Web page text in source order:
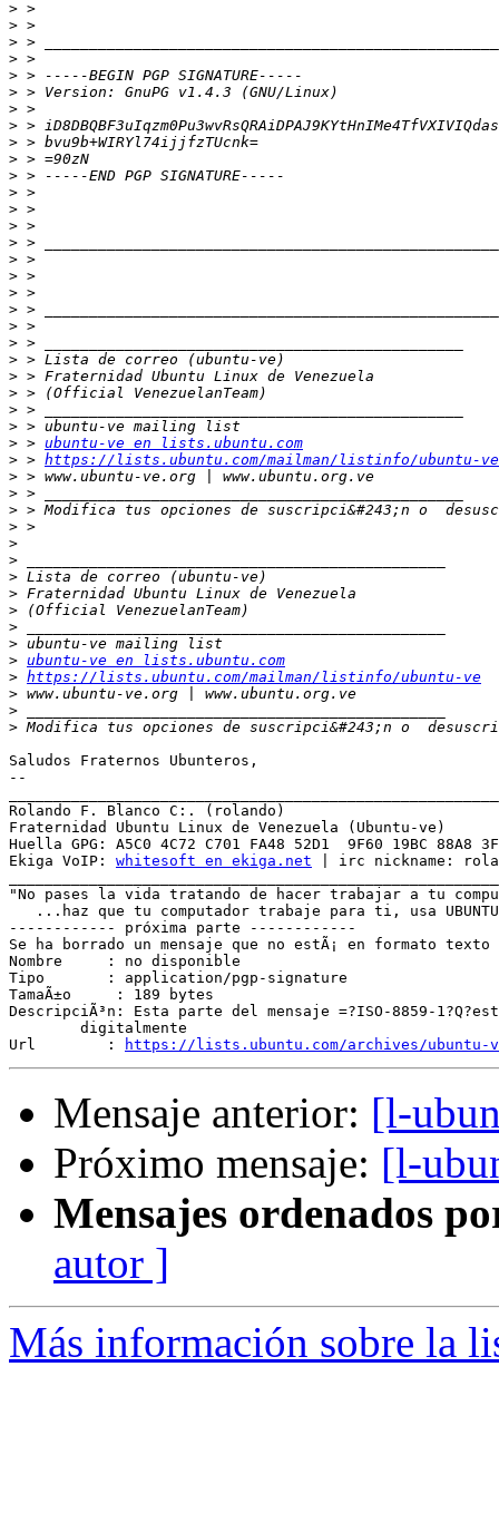
>
>
>
>
>
>
>
>
>
>
>
>
>
>
>
>
>
>
>
>
>
>
>
>
>
>
> > ubuntu-ve en lists.ubuntu.com
> > https://lists.ubuntu.com/mailman/listinfo/ubuntu-ve
>
>
> > Modifica tus opciones de suscripci&#243;n o
>
>
>
>
>
>
>
>
> ubuntu-ve en lists.ubuntu.com
> https://lists.ubuntu.com/mailman/listinfo/ubuntu-ve
>
>
> Modifica tus opciones de suscripci&#243;n o
Saludos Fraternos Ubunteros,
--
Rolando F. Blanco C:. (rolando)
Fraternidad Ubuntu Linux de Venezuela (Ubuntu-ve)
Huella GPG: A5C0 4C72 C701 FA48 52D1  9F60 19BC 88A8
Ekiga VoIP: whitesoft en ekiga.net | irc nickname:
"No pases la vida tratando de hacer trabajar a tu
...haz que tu computador trabaje para ti, usa
------------ próxima parte ------------
Se ha borrado un mensaje que no estÃ¡ en formato
Nombre     : no disponible
Tipo       : application/pgp-signature
TamaÃ±o     : 189 bytes
DescripciÃ³n: Esta parte del mensaje =?ISO-8859-
Url        :
https://lists.ubuntu.com/archives/ubuntu-
Mensaje anterior: [l-
Próximo mensaje: [l-
Mensajes ordenados
autor ]
Más información sobre la